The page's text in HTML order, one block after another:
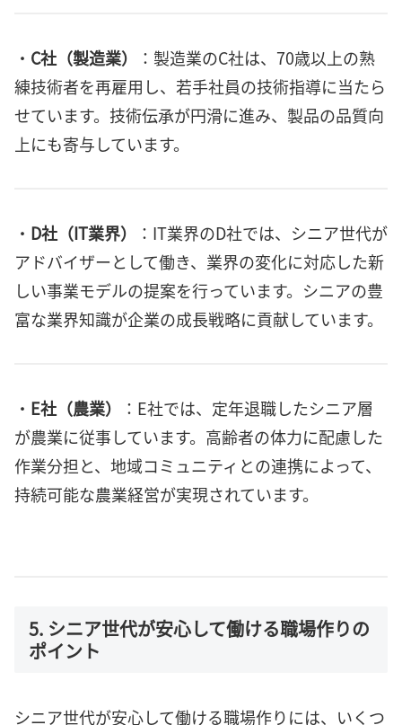
・ C社（製造業）
：製造業のC社は、70歳以上の熟
練技術者を再雇用し、若手社員の技術指導に当たら
せています。技術伝承が円滑に進み、製品の品質向
上にも寄与しています。
・ D社（IT業界）
：IT業界のD社では、シニア世代が
アドバイザーとして働き、業界の変化に対応した新
しい事業モデルの提案を行っています。シニアの豊
富な業界知識が企業の成長戦略に貢献しています。
・ E社（農業）
：E社では、定年退職したシニア層
が農業に従事しています。高齢者の体力に配慮した
作業分担と、地域コミュニティとの連携によって、
持続可能な農業経営が実現されています。
5. シニア世代が安心して働ける職場作りの
ポイント
シニア世代が安心して働ける職場作りには、いくつ